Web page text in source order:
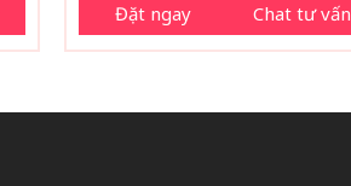
Đặt ngay
Chat tư vấn